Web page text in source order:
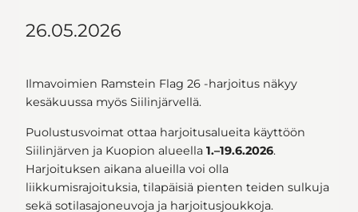
26.05.2026
Ilmavoimien Ramstein Flag 26 -harjoitus näkyy
kesäkuussa myös Siilinjärvellä.
Puolustusvoimat ottaa harjoitusalueita käyttöön
Siilinjärven ja Kuopion alueella 1.–19.6.2026.
Harjoituksen aikana alueilla voi olla
liikkumisrajoituksia, tilapäisiä pienten teiden sulkuja
sekä sotilasajoneuvoja ja harjoitusjoukkoja.